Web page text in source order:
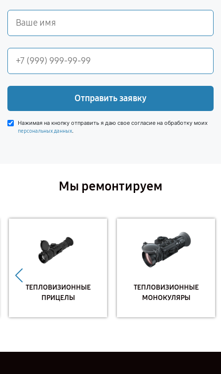
Отправить заявку
Нажимая на кнопку отправить я даю свое согласие на обработку моих
персональных данных.
Мы ремонтируем
ТЕПЛОВИЗИОННЫЕ
ПРИЦЕЛЫ
ТЕПЛОВИЗИОННЫЕ
МОНОКУЛЯРЫ